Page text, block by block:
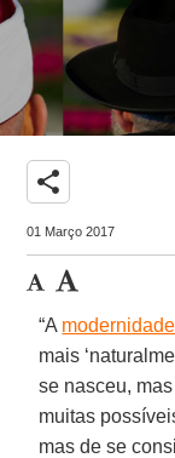
share
01 Março 2017
“A
mais
se nasceu,
muitas
mas de se